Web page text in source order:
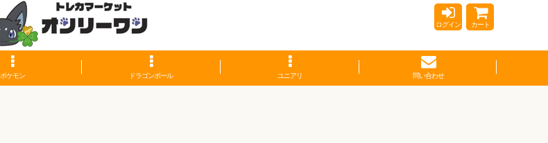
ログイン カート
ポケモン ドラゴンボール ユニアリ 問い合わせ